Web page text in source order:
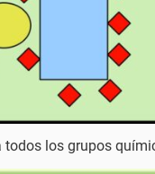
todos los grupos